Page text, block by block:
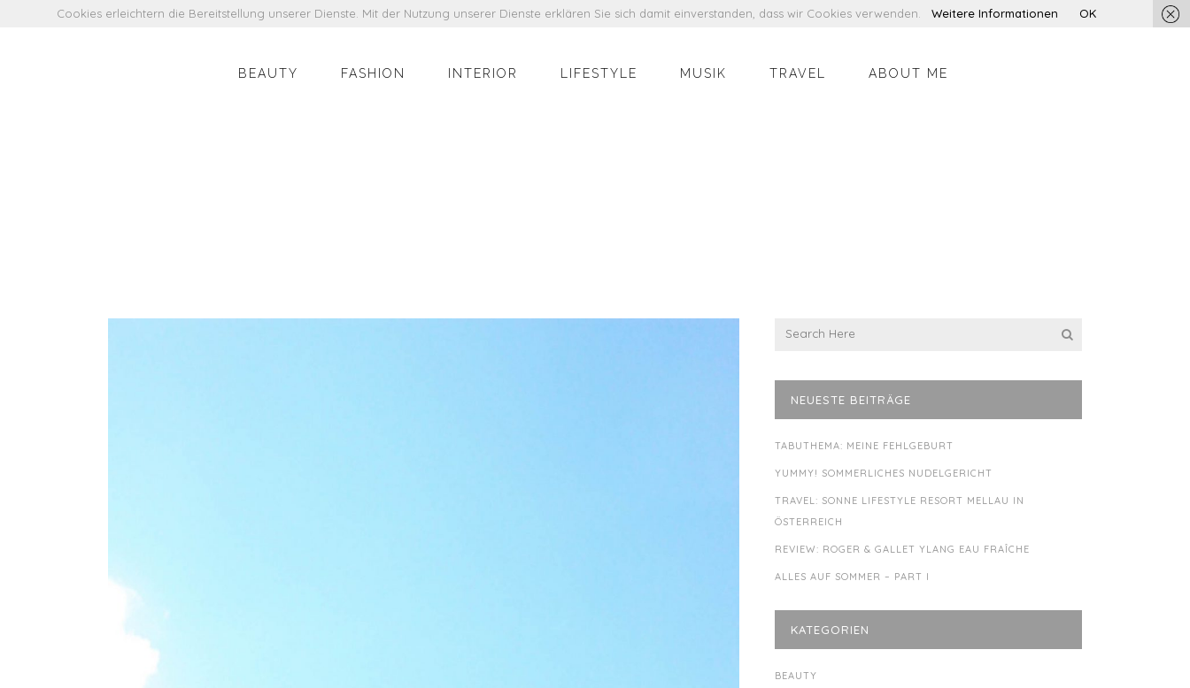
BEAUTY FASHION INTERIOR LIFESTYLE MUSIK TRAVEL ABOUT ME
NEUESTE BEITRÄGE
TABUTHEMA: MEINE FEHLGEBURT
YUMMY! SOMMERLICHES NUDELGERICHT
TRAVEL: SONNE LIFESTYLE RESORT MELLAU IN
ÖSTERREICH
REVIEW: ROGER & GALLET YLANG EAU FRAÎCHE
ALLES AUF SOMMER – PART I
KATEGORIEN
BEAUTY
Cookies erleichtern die Bereitstellung unserer Dienste. Mit der Nutzung unserer Dienste erklären Sie sich damit einverstanden, dass wir Cookies verwenden. Weitere Informationen OK